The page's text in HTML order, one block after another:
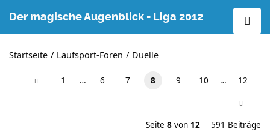
Der magische Augenblick - Liga 2012
Startseite Laufsport-Foren Duelle
1 … 6 7 8 9 10 … 12
Seite 8 von 12 591 Beiträge